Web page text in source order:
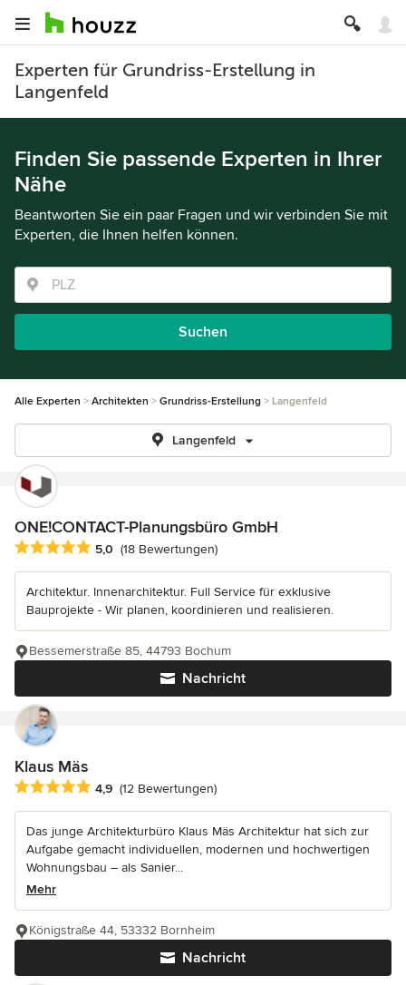
Experten für Grundriss-Erstellung in
Langenfeld
Finden Sie passende Experten in Ihrer
Nähe
Beantworten Sie ein paar Fragen und wir verbinden Sie mit
Experten, die Ihnen helfen können.
Suchen
Alle Experten Architekten Grundriss-Erstellung Langenfeld
Langenfeld
ONE!CONTACT-Planungsbüro GmbH
Durchschnittliche Bewertung: 5 von 5 Sternen
5,0 (18 Bewertungen)
Architektur. Innenarchitektur. Full Service für exklusive
Bauprojekte - Wir planen, koordinieren und realisieren.
Nachricht
Bessemerstraße 85, 44793 Bochum
Klaus Mäs
Durchschnittliche Bewertung: 4.9 von 5 Sternen
4,9 (12 Bewertungen)
Das junge Architekturbüro Klaus Mäs Architektur hat sich zur
Aufgabe gemacht individuellen, modernen und hochwertigen
Wohnungsbau – als Sanier...
Mehr
Nachricht
Königstraße 44, 53332 Bornheim